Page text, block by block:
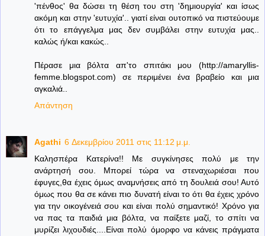
'πένθος' θα δώσει τη θέση του στη 'δημιουργία' και ίσως
ακόμη και στην 'ευτυχία'.. γιατί είναι ουτοπικό να πιστεύουμε
ότι το επάγγελμα μας δεν συμβάλει στην ευτυχία μας..
καλώς ή/και κακώς..
Πέρασε μια βόλτα απ'το σπιτάκι μου (http://amaryllis-
femme.blogspot.com) σε περιμένει ένα βραβείο και μια
αγκαλιά..
Απάντηση
Agathi 6 Δεκεμβρίου 2011 στις 11:12 μ.μ.
Καλησπέρα Κατερίνα!! Με συγκίνησες πολύ με την
ανάρτησή σου. Μπορεί τώρα να στεναχωριέσαι που
έφυγες,θα έχεις όμως αναμνήσεις από τη δουλειά σου! Αυτό
όμως που θα σε κάνει πιο δυνατή είναι το ότι θα έχεις χρόνο
για την οικογένειά σου και είναι πολύ σημαντικό! Χρόνο για
να πας τα παιδιά μια βόλτα, να παίξετε μαζί, το σπίτι να
μυρίζει λιχουδιές....Είναι πολύ όμορφο να κάνεις πράγματα